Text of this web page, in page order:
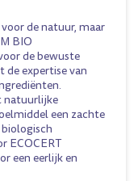
de natuur, maar
BIO
de bewuste
expertise van
natuurlijke
een zachte
ECOCERT
een eerlijk en